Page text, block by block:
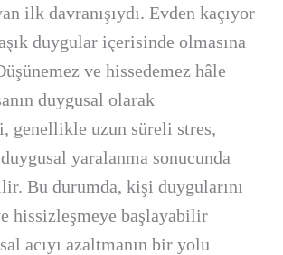
ilk davranışıydı. Evden kaçıyor
duygular içerisinde olmasına
ve hissedemez hâle
duygusal olarak
genellikle uzun süreli stres,
yaralanma sonucunda
Bu durumda, kişi duygularını
hissizleşmeye başlayabilir
acıyı azaltmanın bir yolu